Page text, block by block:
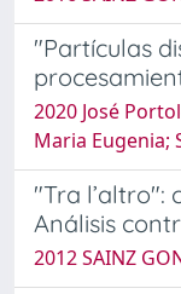
"Partículas
2020 José
Maria Eugenia;
"Tra l’altro":
Análisis
2012 SAINZ